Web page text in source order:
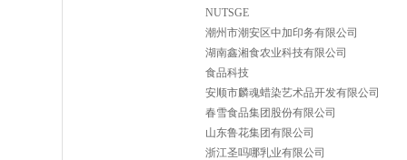
NUTSGE
潮州市潮安区中加印务有限公司
湖南鑫湘食农业科技有限公司
食品科技
安顺市麟魂蜡染艺术品开发有限公司
春雪食品集团股份有限公司
山东鲁花集团有限公司
浙江圣吗哪乳业有限公司